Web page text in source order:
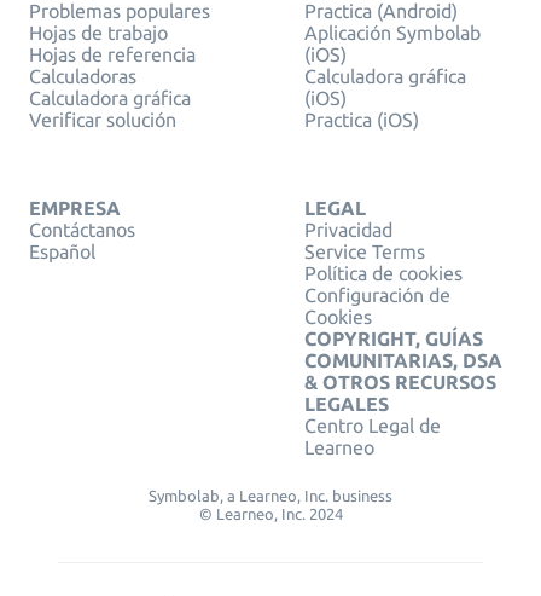
Problemas populares
Hojas de trabajo
Hojas de referencia
Calculadoras
Calculadora gráfica
Verificar solución
Practica (Android)
Aplicación Symbolab
(iOS)
Calculadora gráfica
(iOS)
Practica (iOS)
EMPRESA
Contáctanos
Español
LEGAL
Privacidad
Service Terms
Política de cookies
Configuración de
Cookies
COPYRIGHT, GUÍAS
COMUNITARIAS, DSA
& OTROS RECURSOS
LEGALES
Centro Legal de
Learneo
Symbolab, a Learneo, Inc. business
© Learneo, Inc. 2024